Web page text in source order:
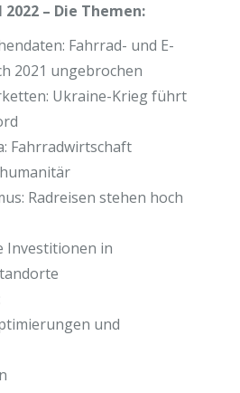
– Die Themen:
Fahrrad- und E-
2021 ungebrochen
Ukraine-Krieg führt
Fahrradwirtschaft
Radreisen stehen hoch
Investitionen in
und